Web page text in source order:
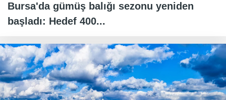
Bursa'da gümüş balığı sezonu yeniden
başladı: Hedef 400...